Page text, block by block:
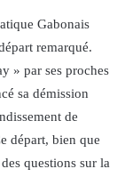
Gabonais
remarqué.
» par ses proches
sa démission
de
départ, bien que
questions sur la